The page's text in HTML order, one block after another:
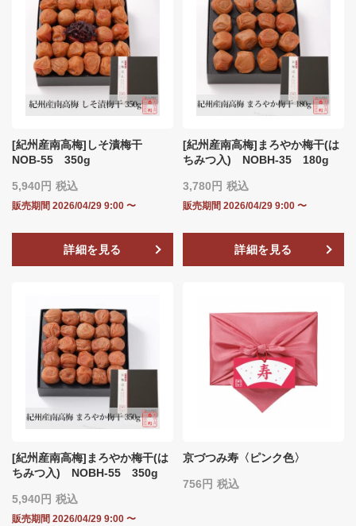
[紀州産南高梅]しそ漬梅干
NOB-55 350g
5,940 税込
販売期間 2026/04/29 9:00 〜
詳細を見る
[紀州産南高梅]まろやか梅干(は
ちみつ入) NOBH‐35 180g
3,780 税込
販売期間 2026/04/29 9:00 〜
詳細を見る
[紀州産南高梅]まろやか梅干(は
ちみつ入) NOBH‐55 350g
5,940 税込
販売期間 2026/04/29 9:00 〜
京づつみ寿〈ピンク色〉
756 税込